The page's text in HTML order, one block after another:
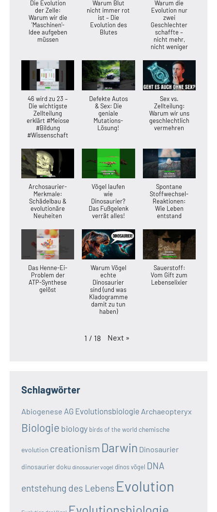
Die Evolution
der Zelle:
Warum wir die
'Maschinen'-
Idee aufgeben
müssen
Warum Blut
nicht immer rot
ist – Die
Evolution des
Blutes
Warum die
Evolution nur
zwei
Geschlechter
schaffte –
nicht mehr,
nicht weniger
46 wird zu 23 –
Die wichtigste
Zellteilung
erklärt #Meiose
#Bildung
#Wissenschaft
Defekte Autos
& Sex: Die
geniale
Mutations-
Lösung!
Sex vs.
Zellteilung:
Warum wir uns
geschlechtlich
vermehren
Archosaurier-
Merkmale:
Schädelbau &
evolutionäre
Neuheiten
Vögel laufen
wie
Dinosaurier?
Das Fußgelenk
verrät alles!
Spontane
Stoffwechsel-
Reaktionen:
Wie Leben
entstand
Das Henne-Ei-
Problem der
ATP-Synthese
gelöst
Warum Vögel
echte
Dinosaurier
sind (und was
Kladogramme
damit zu tun
haben)
Sauerstoff:
Vom Gift zum
Lebenselixier
1 / 18 Next »
Schlagwörter
Abiogenese AG Evolutionsbiologie Archaeopteryx
Biologie biology birds of the world chemische
evolution creationism Darwin Dinosaurier
dinosaurier doku dinosaurier vogel dinos vögel DNA
entstehung des Lebens Evolution